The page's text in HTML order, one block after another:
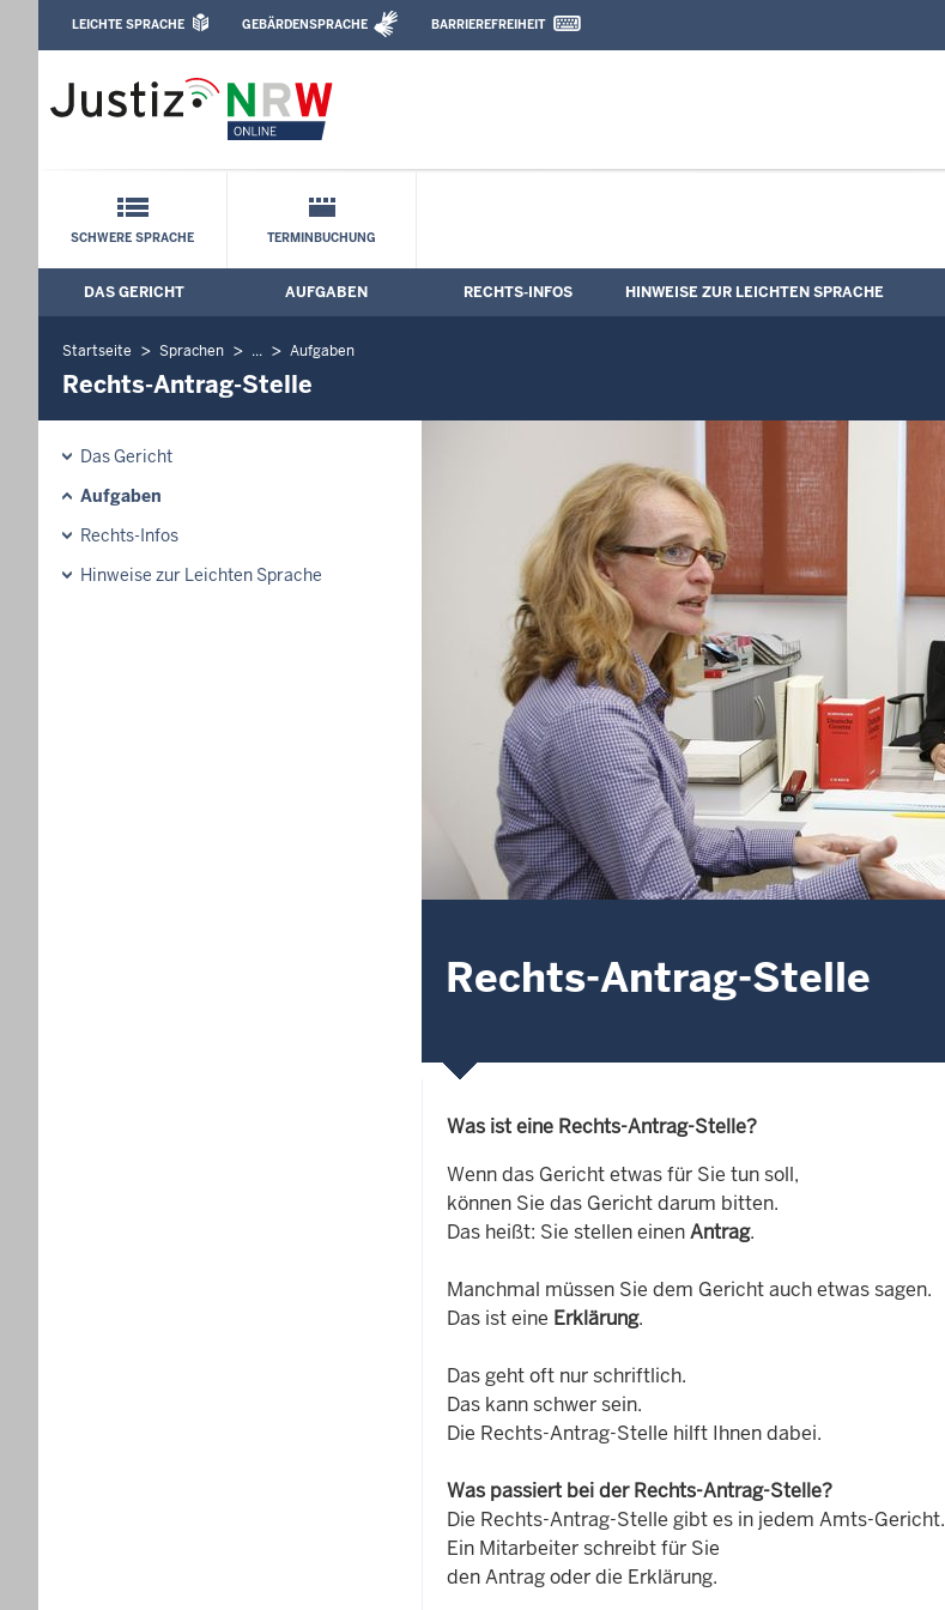
Amtsgericht Herne: Rechts-Antrag-Stelle
Leichte Sprache, Gebärdensprachenvideo und Kontaktformular
LEICHTE SPRACHE GEBÄRDENSPRACHE BARRIEREFREIHEIT
Schnellnavigation mit Volltext-Suche
SCHWERE SPRACHE TERMINBUCHUNG
Hauptmenü: Hauptnavigation
DAS GERICHT AUFGABEN RECHTS-INFOS HINWEISE ZUR LEICHTEN SPRACHE
Startseite Sprachen ... Aufgaben
Rechts-Antrag-Stelle
Das Gericht
Aufgaben
Rechts-Infos
Hinweise zur Leichten Sprache
Rechts-Antrag-Stelle
Was ist eine Rechts-Antrag-Stelle?
Wenn das Gericht etwas für Sie tun soll,
können Sie das Gericht darum bitten.
Das heißt: Sie stellen einenAntrag.
Manchmal müssen Sie dem Gericht auch etwas sagen.
Das ist eine Erklärung.
Das geht oft nur schriftlich.
Das kann schwer sein.
Die Rechts-Antrag-Stelle hilft Ihnen dabei.
Was passiert bei der Rechts-Antrag-Stelle?
Die Rechts-Antrag-Stelle gibt es in jedem Amts-Gericht.
Ein Mitarbeiter schreibt für Sie
den Antrag oder die Erklärung.